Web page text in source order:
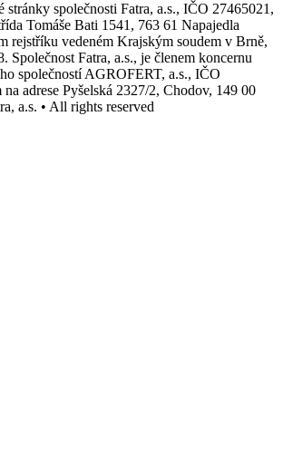
stránky společnosti Fatra, a.s., IČO 27465021,
Tomáše Bati 1541, 763 61 Napajedla
rejstříku vedeném Krajským soudem v Brně,
Společnost Fatra, a.s., je členem koncernu
společností AGROFERT, a.s., IČO
na adrese Pyšelská 2327/2, Chodov, 149 00
a.s. • All rights reserved